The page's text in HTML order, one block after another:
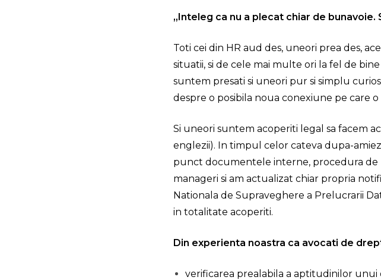
„Inteleg ca nu a plecat chiar de
Toti cei din HR aud des, uneori prea des,
situatii, si de cele mai multe ori la fel de
suntem presati si uneori pur si simplu
despre o posibila noua conexiune pe care
Si uneori suntem acoperiti legal sa facem
englezii). In timpul celor cateva dupa-
punct documentele interne, procedura
manageri si am actualizat chiar propria
Nationala de Supraveghere a Prelucrarii
in totalitate acoperiti.
Din experienta noastra ca avocati de
verificarea prealabila a aptitudinilor